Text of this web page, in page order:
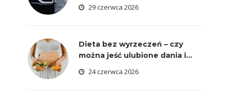
29 czerwca 2026
Dieta bez wyrzeczeń – czy
można jeść ulubione dania i...
24 czerwca 2026